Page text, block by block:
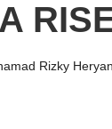
Rizky